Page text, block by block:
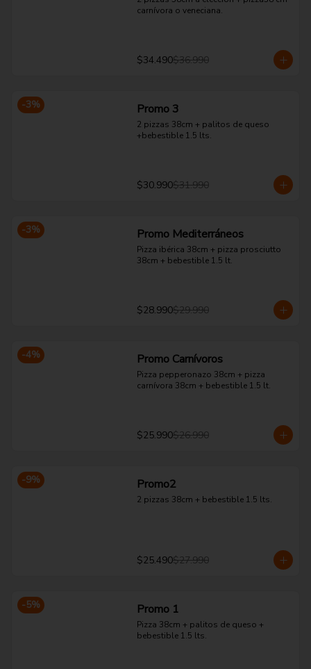
carnívora o veneciana.
$34.490$36.990
-3% Promo 3
2 pizzas 38cm + palitos de queso
+bebestible 1.5 lts.
$30.990$31.990
-3% Promo Mediterráneos
Pizza ibérica 38cm + pizza prosciutto
38cm + bebestible 1.5 lt.
$28.990$29.990
-4% Promo Carnívoros
Pizza pepperonazo 38cm + pizza
carnívora 38cm + bebestible 1.5 lt.
$25.990$26.990
-9% Promo2
2 pizzas 38cm + bebestible 1.5 lts.
$25.490$27.990
-5% Promo 1
Pizza 38cm + palitos de queso +
bebestible 1.5 lts.